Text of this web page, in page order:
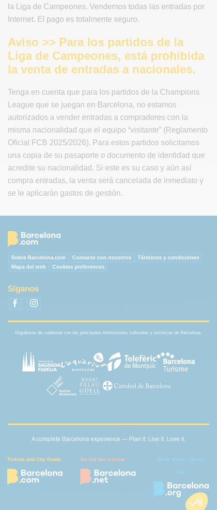
la Liga de Campeones. Vendemos todas las entradas por
Internet. El pago es totalmente seguro.
Aviso >> Para los partidos de la
Liga de Campeones, está prohibida
la venta de entradas a nacionales.
Tenga en cuenta que para los partidos de la Champions
League que se juegan en Barcelona, no estamos
autorizados a vender entradas a compradores con la
misma nacionalidad que el equipo “visitante” (Reglamento
Oficial FCB 2025/2026). Para estos partidos solicitamos
una copia de su pasaporte o documento de identidad que
acredite su nacionalidad. Si este es su caso y aún así
compra entradas, la venta será cancelada de inmediato y
se le aplicarán gastos de gestión.
Sobre Barcelona.com Contacte con nosotros
Términos y condiciones
Mapa del web
Cookies preferences
Síganos
Orgullosos de colaborar con las principales instituciones culturales y turísticas de Barcelona.
A complete Barcelona experience — Plan it. Live it. Love it.
Tickets and City Guide. Go out like a Local Book smart - direct -
fair